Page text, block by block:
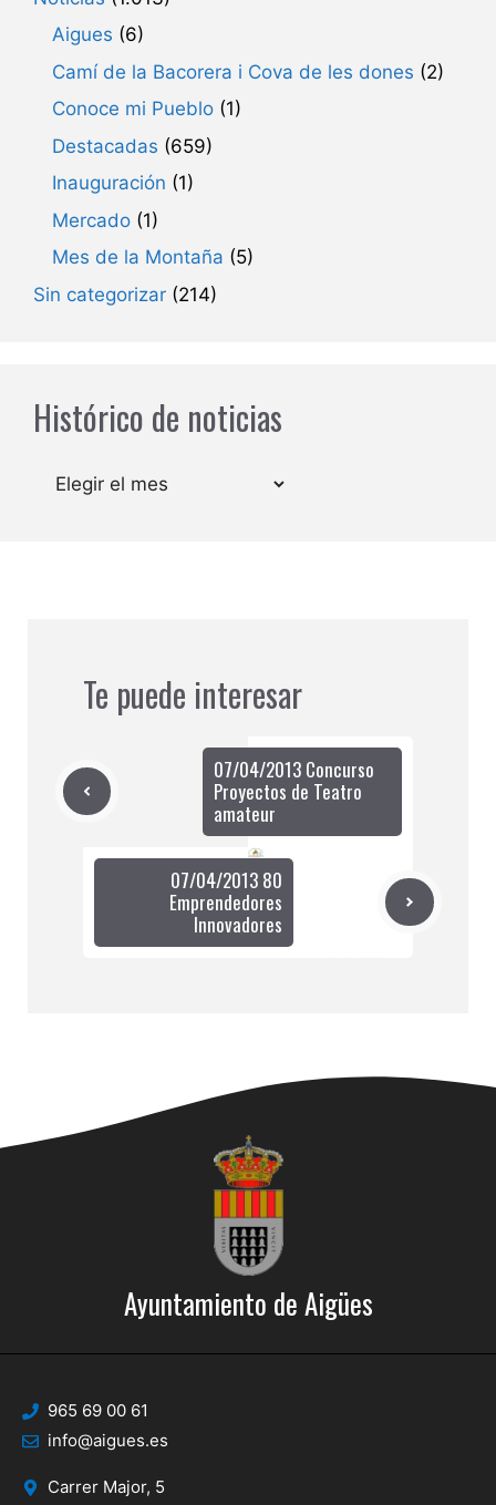
Aigues (6)
Camí de la Bacorera i Cova de les dones (2)
Conoce mi Pueblo (1)
Destacadas (659)
Inauguración (1)
Mercado (1)
Mes de la Montaña (5)
Sin categorizar (214)
Histórico de noticias
Archivos
Te puede interesar
07/04/2013 Concurso
Proyectos de Teatro
amateur
07/04/2013 80
Emprendedores
Innovadores
Ayuntamiento de Aigües
965 69 00 61
info@aigues.es
Carrer Major, 5